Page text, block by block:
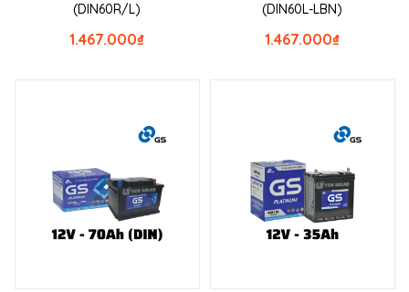
(DIN60R/L)
₫
1.467.000
(DIN60L-LBN)
₫
1.467.000